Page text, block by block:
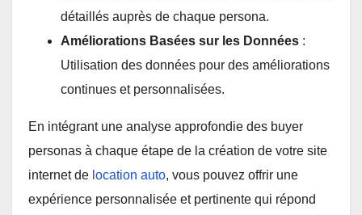
détaillés auprès de chaque persona.
Améliorations Basées sur les Données :
Utilisation des données pour des améliorations
continues et personnalisées.
En intégrant une analyse approfondie des buyer
personas à chaque étape de la création de votre site
internet de location auto, vous pouvez offrir une
expérience personnalisée et pertinente qui répond